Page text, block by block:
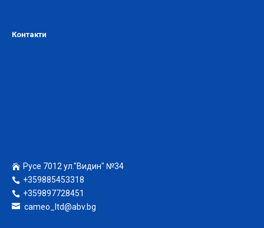
Контакти
Русе 7012 ул."Видин" №34
+359885453318
+359897728451
cameo_ltd@abv.bg